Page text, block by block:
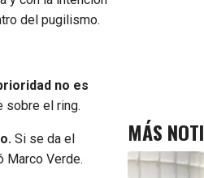
del pugilismo.
no es
sobre el ring.
Si se da el
Marco Verde.
MÁS